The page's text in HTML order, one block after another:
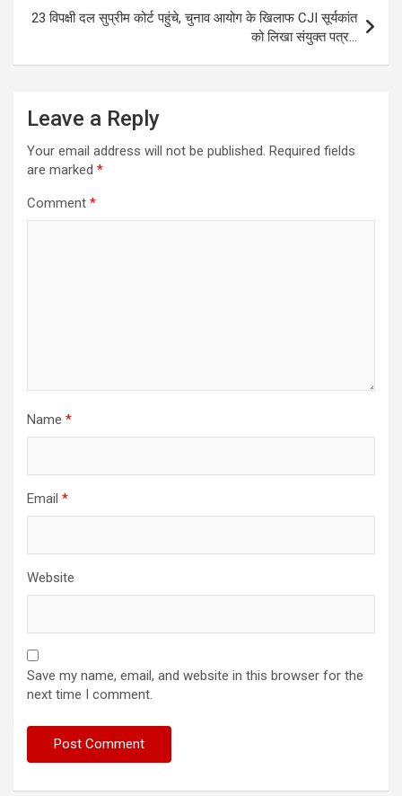
23 विपक्षी दल सुप्रीम कोर्ट पहुंचे, चुनाव आयोग के खिलाफ CJI सूर्यकांत
को लिखा संयुक्त पत्र…
Leave a Reply
Your email address will not be published. Required fields
are marked *
Comment *
Name *
Email *
Website
Save my name, email, and website in this browser for the
next time I comment.